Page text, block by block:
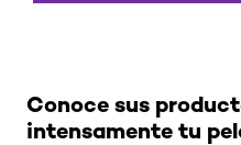
Conoce sus
intensamente tu